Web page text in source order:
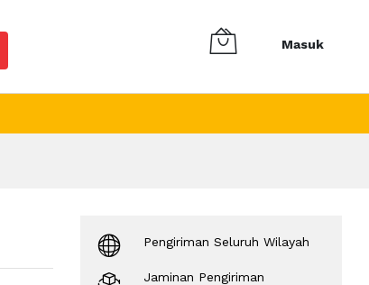
Masuk
Pengiriman Seluruh Wilayah
Jaminan Pengiriman